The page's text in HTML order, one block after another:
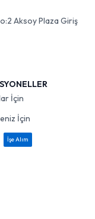
Aksoy Plaza Giriş
İçin
İçin
İşe Alım